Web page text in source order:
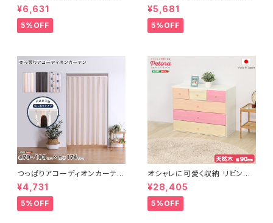
ズ(190x240cm)オールシーズ
ン、滑り止め付き、手洗い対応【D
erid-デリッド-】 DRG-L
¥6,631
5%OFF
ズ(185x185cm)オールシーズ
ン、滑り止め付き、手洗い対応【D
erid-デリッド-】 DRG-M
¥5,681
5%OFF
つっぱりアコーディオンカーテ
ン 100×174cm SH-16-TA
DC
¥4,731
5%OFF
オシャレに可愛く収納 リビング
用ローチェスト 4段 幅90cm
天然木（桐）日本製｜petora-
ペトラ- SH-08-PTR90
¥28,405
5%OFF